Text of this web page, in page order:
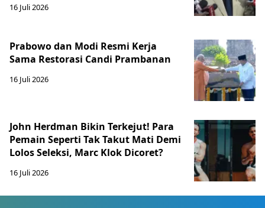
16 Juli 2026
Prabowo dan Modi Resmi Kerja
Sama Restorasi Candi Prambanan
16 Juli 2026
John Herdman Bikin Terkejut! Para
Pemain Seperti Tak Takut Mati Demi
Lolos Seleksi, Marc Klok Dicoret?
16 Juli 2026